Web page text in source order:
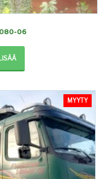
06
MYYTY